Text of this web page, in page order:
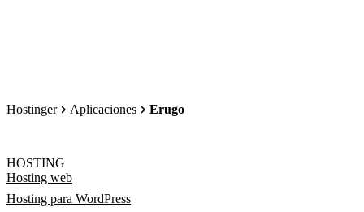
Hostinger Aplicaciones Erugo
HOSTING
Hosting web
Hosting para WordPress